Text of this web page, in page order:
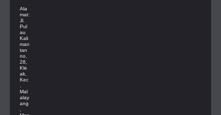
Ala
mat:
Jl.
Pul
au
Kali
man
tan
no.
28,
Kle
ak,
Kec
Mal
alay
ang